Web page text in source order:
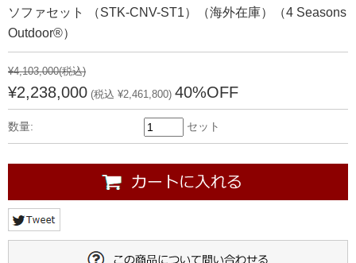
ソファセット （STK-CNV-ST1）（海外在庫）（4 Seasons
Outdoor®）
¥4,103,000(税込)
¥2,238,000 (税込 ¥2,461,800) 40%OFF
数量: セット